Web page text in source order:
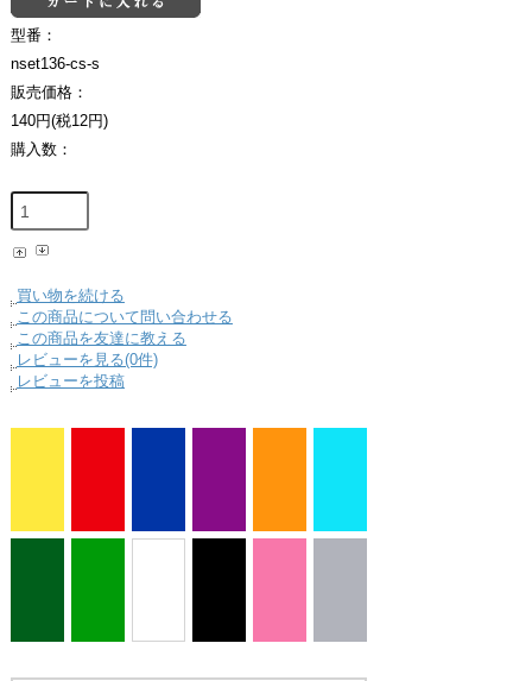
型番：
nset136-cs-s
販売価格：
140円(税12円)
購入数：
買い物を続ける
この商品について問い合わせる
この商品を友達に教える
レビューを見る(0件)
レビューを投稿